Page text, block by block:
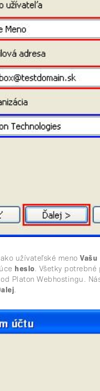
užívateľské meno
heslo. Všetky
Platon Webhostingu.
.